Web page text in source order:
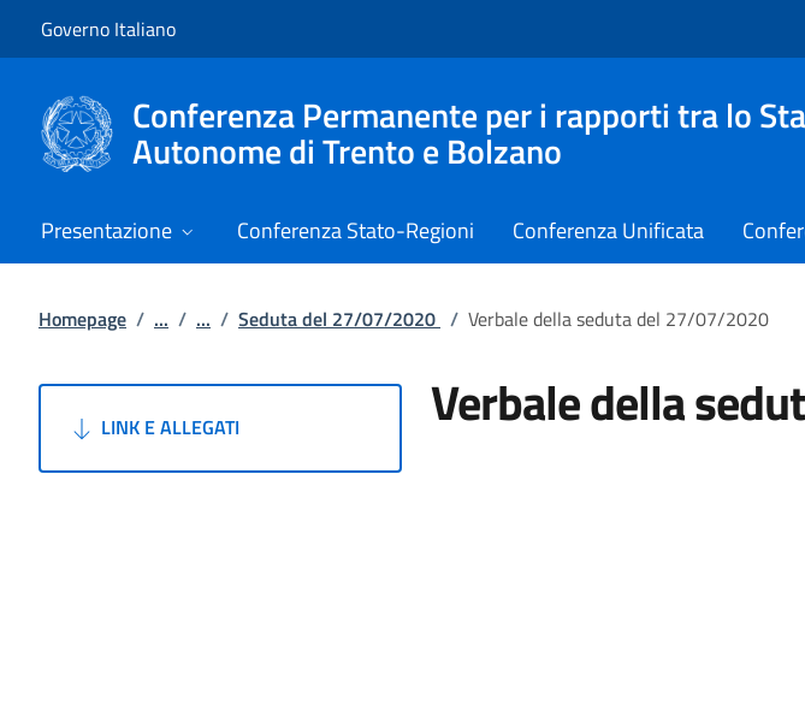
Governo Italiano
Conferenza Permanente per i rapporti tra lo
Autonome di Trento e Bolzano
Presentazione Conferenza Stato-Regioni Conferenza Unificata
Homepage / ... / ... / Seduta del 27/07/2020 / Verbale della seduta del 27/07/2020
LINK E ALLEGATI Verbale della